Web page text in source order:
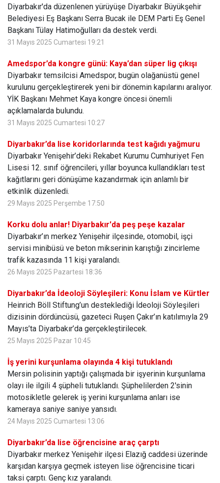
Diyarbakır'da düzenlenen yürüyüşe Diyarbakır Büyükşehir
Belediyesi Eş Başkanı Serra Bucak ile DEM Parti Eş Genel
Başkanı Tülay Hatimoğulları da destek verdi.
31 Mayıs 2025 Cumartesi 19:21
Amedspor’da kongre günü: Kaya’dan süper lig çıkışı
Diyarbakır temsilcisi Amedspor, bugün olağanüstü genel
kurulunu gerçekleştirerek yeni bir dönemin kapılarını aralıyor.
YİK Başkanı Mehmet Kaya kongre öncesi önemli
açıklamalarda bulundu.
31 Mayıs 2025 Cumartesi 10:27
Diyarbakır’da lise koridorlarında test kağıdı yağmuru
Diyarbakır Yenişehir’deki Rekabet Kurumu Cumhuriyet Fen
Lisesi 12. sınıf öğrencileri, yıllar boyunca kullandıkları test
kağıtlarını geri dönüşüme kazandırmak için anlamlı bir
etkinlik düzenledi.
29 Mayıs 2025 Perşembe 17:50
Korku dolu anlar! Diyarbakır'da peş peşe kazalar
Diyarbakır’ın merkez Yenişehir ilçesinde, otomobil, işçi
servisi minibüsü ve beton mikserinin karıştığı zincirleme
trafik kazasında 11 kişi yaralandı.
26 Mayıs 2025 Pazartesi 18:36
Diyarbakır’da İdeoloji Söyleşileri: Konu İslam ve Kürtler
Heinrich Böll Stiftung’un desteklediği İdeoloji Söyleşileri
dizisinin dördüncüsü, gazeteci Ruşen Çakır’ın katılımıyla 29
Mayıs’ta Diyarbakır’da gerçekleştirilecek.
25 Mayıs 2025 Pazar 10:45
İş yerini kurşunlama olayında 4 kişi tutuklandı
Mersin polisinin yaptığı çalışmada bir işyerinin kurşunlama
olayı ile ilgili 4 şüpheli tutuklandı. Şüphelilerden 2'sinin
motosikletle gelerek iş yerini kurşunlama anları ise
kameraya saniye saniye yansıdı.
24 Mayıs 2025 Cumartesi 13:06
Diyarbakır’da lise öğrencisine araç çarptı
Diyarbakır merkez Yenişehir ilçesi Elazığ caddesi üzerinde
karşıdan karşıya geçmek isteyen lise öğrencisine ticari
taksi çarptı. Genç kız yaralandı.